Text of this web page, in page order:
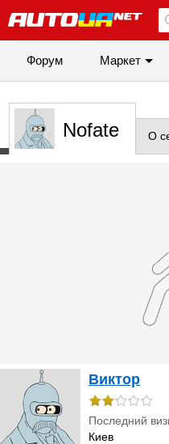
Форум Маркет
Nofate О
Виктор
Последний
Киев